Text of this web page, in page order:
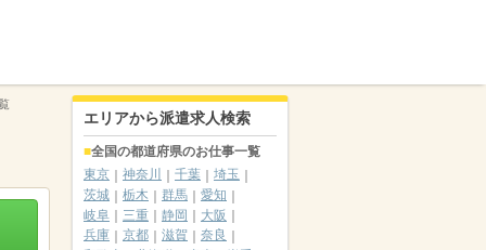
エリアから派遣求人検索
全国の都道府県のお仕事一覧
東京
神奈川 千葉
埼玉
茨城
栃木 群馬
愛知
岐阜
三重 静岡
大阪
兵庫
京都 滋賀
奈良